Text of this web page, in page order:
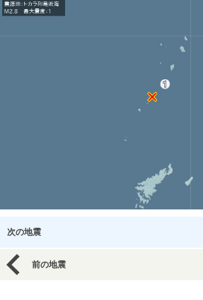
次の地震
前の地震